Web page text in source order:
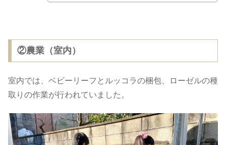
②農業（室内）
室内では、ベビーリーフとルッコラの梱包、ローゼルの種
取りの作業が行われていました。